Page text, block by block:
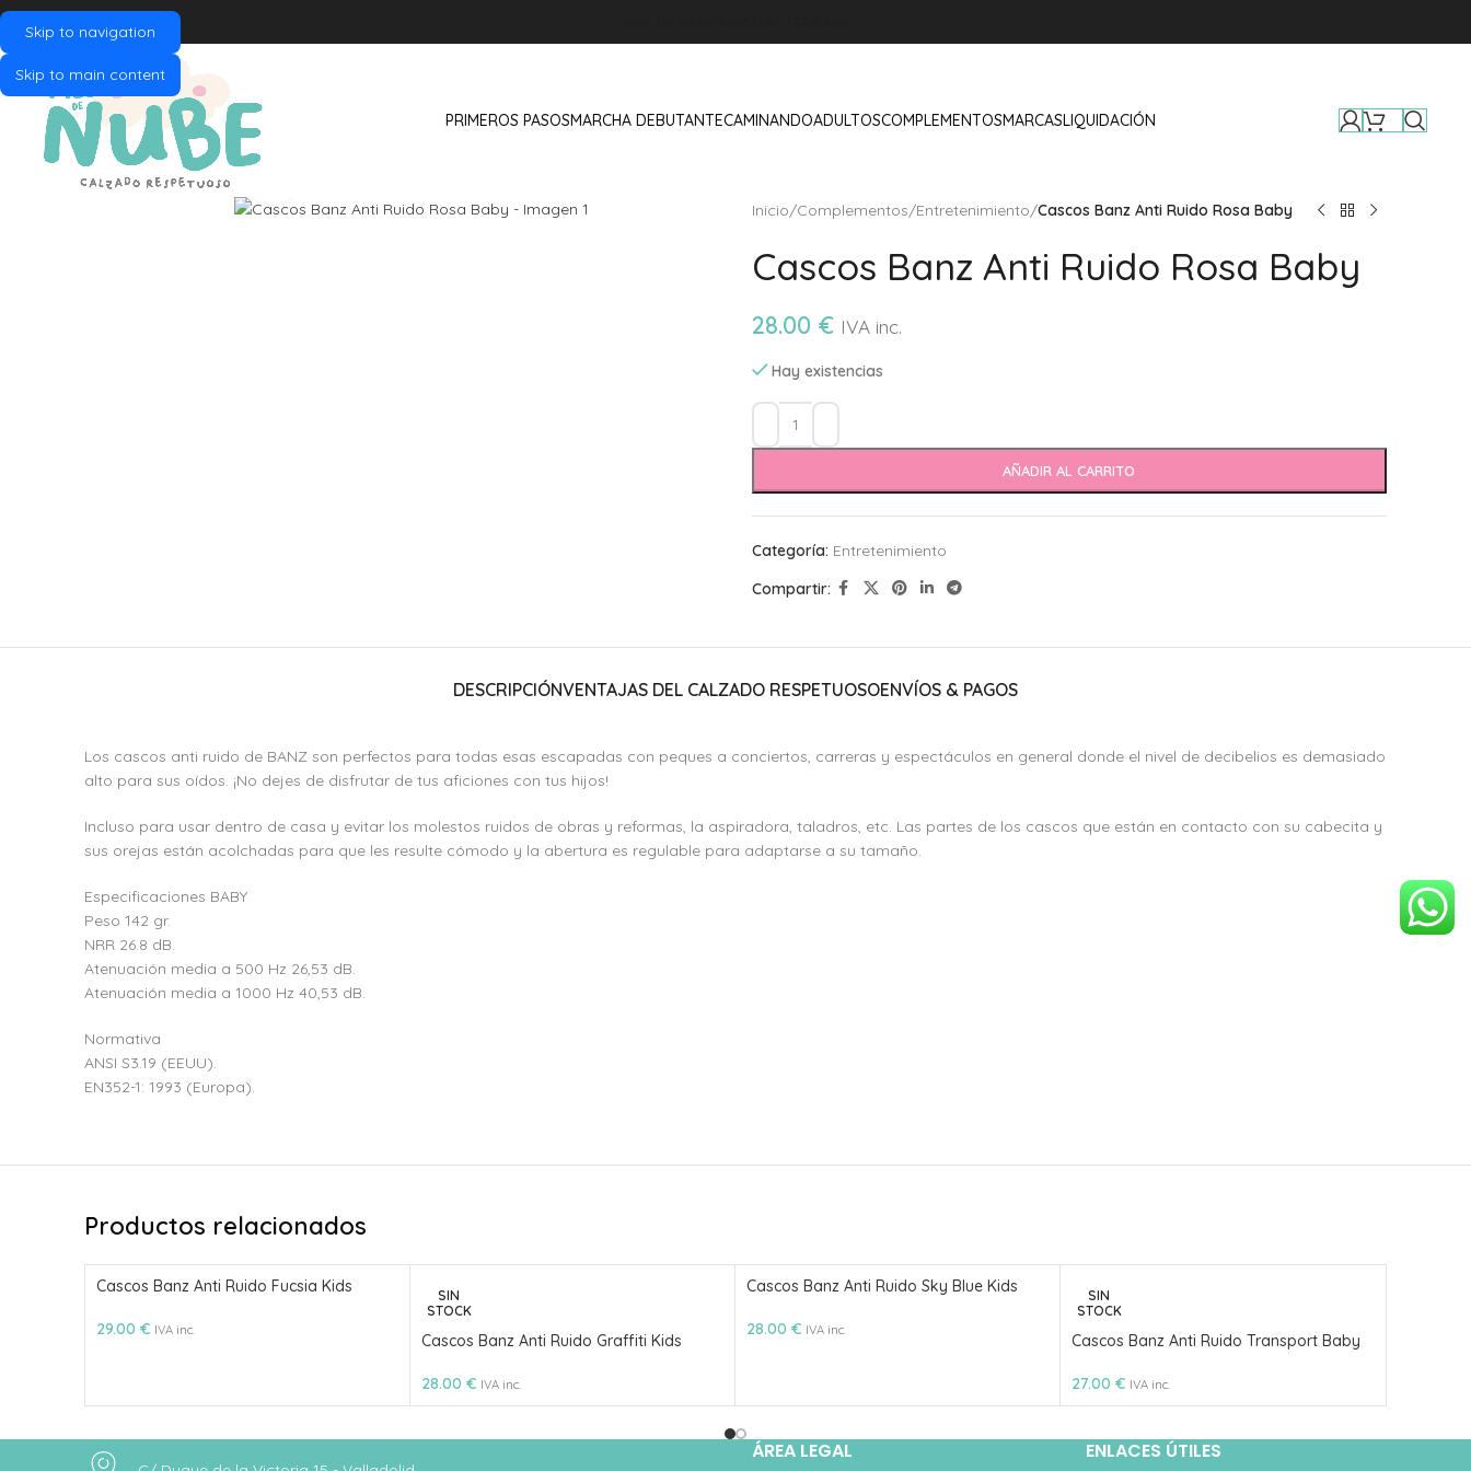
Skip to navigation
Skip to main content
PRIMEROS PASOSMARCHA DEBUTANTECAMINANDOADULTOSCOMPLEMENTOSMARCASLIQUIDACIÓN
Inicio/Complementos/Entretenimiento/Cascos Banz Anti Ruido Rosa Baby
Cascos Banz Anti Ruido Rosa Baby
28.00 € IVA inc.
Hay existencias
AÑADIR AL CARRITO
Alternative:
Categoría: Entretenimiento
Compartir:
DESCRIPCIÓNVENTAJAS DEL CALZADO RESPETUOSOENVÍOS & PAGOS
Los cascos anti ruido de BANZ son perfectos para todas esas escapadas con peques a conciertos, carreras y espectáculos en general donde el nivel de decibelios es demasiado
alto para sus oídos. ¡No dejes de disfrutar de tus aficiones con tus hijos!
Incluso para usar dentro de casa y evitar los molestos ruidos de obras y reformas, la aspiradora, taladros, etc. Las partes de los cascos que están en contacto con su cabecita y
sus orejas están acolchadas para que les resulte cómodo y la abertura es regulable para adaptarse a su tamaño.
Especificaciones BABY
Peso 142 gr.
NRR 26.8 dB.
Atenuación media a 500 Hz 26,53 dB.
Atenuación media a 1000 Hz 40,53 dB.
Normativa
ANSI S3.19 (EEUU).
EN352-1: 1993 (Europa).
Productos relacionados
Cascos Banz Anti Ruido Fucsia Kids
29.00 € IVA inc.
SIN
STOCK
Cascos Banz Anti Ruido Graffiti Kids
28.00 € IVA inc.
Cascos Banz Anti Ruido Sky Blue Kids
28.00 € IVA inc.
SIN
STOCK
Cascos Banz Anti Ruido Transport Baby
27.00 € IVA inc.
ÁREA LEGAL ENLACES ÚTILES